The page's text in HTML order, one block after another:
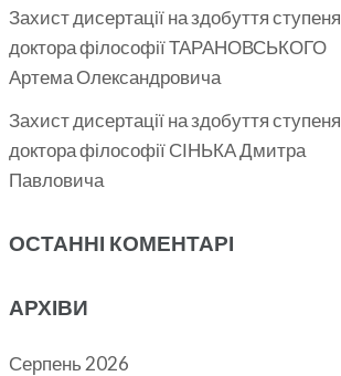
Захист дисертації на здобуття ступеня
доктора філософії ТАРАНОВСЬКОГО
Артема Олександровича
Захист дисертації на здобуття ступеня
доктора філософії СІНЬКА Дмитра
Павловича
ОСТАННІ КОМЕНТАРІ
АРХІВИ
Серпень 2026